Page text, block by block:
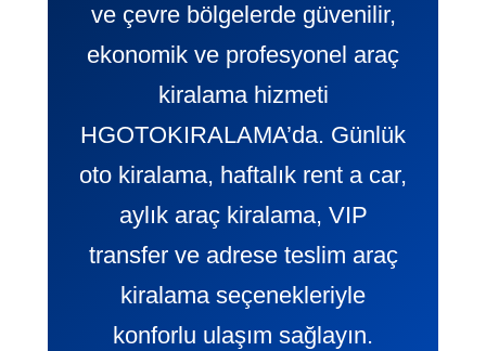
ve çevre bölgelerde güvenilir,
ekonomik ve profesyonel araç
kiralama hizmeti
HGOTOKIRALAMA’da. Günlük
oto kiralama, haftalık rent a car,
aylık araç kiralama, VIP
transfer ve adrese teslim araç
kiralama seçenekleriyle
konforlu ulaşım sağlayın.